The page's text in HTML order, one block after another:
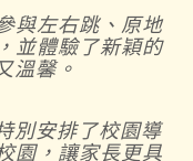
與左右跳、原地
並體驗了新穎的
溫馨。
別安排了校園導
園，讓家長更具